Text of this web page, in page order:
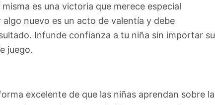
es una victoria que merece especial
nuevo es un acto de valentía y debe
Infunde confianza a tu niña sin importar su
juego.
excelente de que las niñas aprendan sobre la